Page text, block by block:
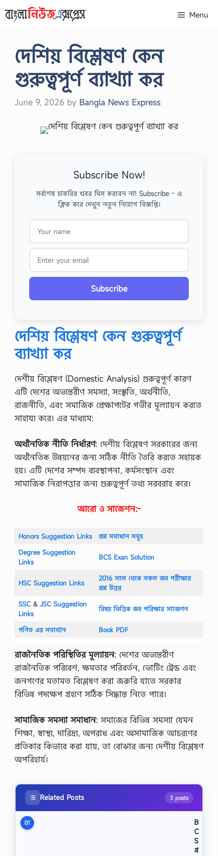
to
Menu
দেশিয় বিশ্লেষণ কেন
গুরুত্বপূর্ণ ব্যাখ্যা কর
June 9, 2026 by Bangla News Express
Subscribe Now!
সর্বশেষ চাকরির খবর মিস করবেন না! Subscribe - এ
ক্লিক করে দেখুন নতুন নিয়োগ বিজ্ঞপ্তি।
Subscribe
দেশিয় বিশ্লেষণ কেন গুরুত্বপূর্ণ
ব্যাখ্যা কর
দেশীয় বিশ্লেষণ (Domestic Analysis) গুরুত্বপূর্ণ কারণ
এটি দেশের অভ্যন্তরীণ সমস্যা, সংস্কৃতি, অর্থনীতি,
রাজনীতি, এবং সমাজিক প্রেক্ষাপটের গভীর মূল্যায়ন করতে
সাহায্য করে। এর মাধ্যমে:
অর্থনৈতিক নীতি নির্ধারণ: দেশীয় বিশ্লেষণ সরকারের জন্য
অর্থনৈতিক উন্নয়নের জন্য সঠিক নীতি তৈরি করতে সহায়ক
হয়। এটি দেশের সম্পদ ব্যবস্থাপনা, কর্মসংস্থান এবং
সামাজিক নিরাপত্তার জন্য গুরুত্বপূর্ণ তথ্য সরবরাহ করে।
আরো ও সাজেশন:-
Honors Suggestion Links
প্রশ্ন সমাধান সমূহ
Degree Suggestion
Links
BCS Exan Solution
HSC Suggestion Links
2016 সাল থেকে সকল জব পরীক্ষার
প্রশ্ন উত্তর
SSC ‍& JSC Suggestion
Links
বিষয় ভিত্তিক জব পরিক্ষার সাজেশন
গণিত এর সমাথান Book PDF
রাজনৈতিক পরিস্থিতির মূল্যায়ন: দেশের অভ্যন্তরীণ
রাজনৈতিক পরিবেশ, ক্ষমতার পরিবর্তন, ভোটিং ট্রেন্ড এবং
জনগণের মতামত বিশ্লেষণ করা জরুরি যাতে সরকার
বিভিন্ন পদক্ষেপ গ্রহণে সঠিক সিদ্ধান্ত নিতে পারে।
সামাজিক সমস্যা সমাধান: সমাজের বিভিন্ন সমস্যা যেমন
শিক্ষা, স্বাস্থ্য, দারিদ্র্য, অপরাধ এবং অসামাজিক আচরণের
প্রতিকার কিভাবে করা যায়, তা বোঝার জন্য দেশীয় বিশ্লেষণ
অপরিহার্য।
Related Posts 3 posts
01
B
C
S
গ্র